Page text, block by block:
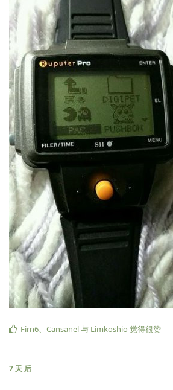
Firn6 Cansanel与 Limkoshio 觉得很赞
7 天 后